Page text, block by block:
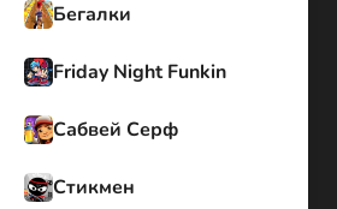
Бегалки
Friday Night Funkin
Сабвей Серф
Стикмен